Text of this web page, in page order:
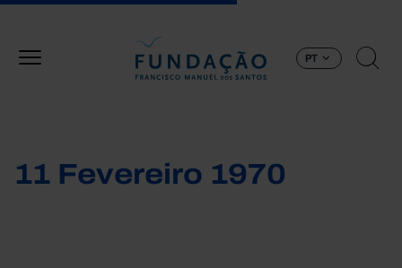
PT
11 Fevereiro 1970